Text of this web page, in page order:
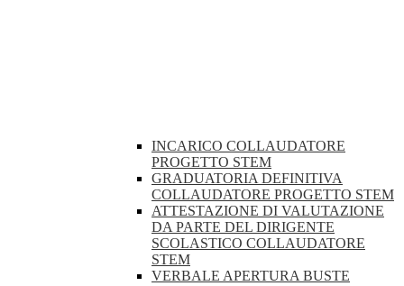
INCARICO COLLAUDATORE
PROGETTO STEM
GRADUATORIA DEFINITIVA
COLLAUDATORE PROGETTO STEM
ATTESTAZIONE DI VALUTAZIONE
DA PARTE DEL DIRIGENTE
SCOLASTICO COLLAUDATORE
STEM
VERBALE APERTURA BUSTE